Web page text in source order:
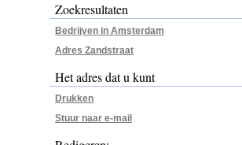
Zoekresultaten
Bedrijven in Amsterdam
Adres Zandstraat
Het adres dat u kunt
Drukken
Stuur naar e-mail